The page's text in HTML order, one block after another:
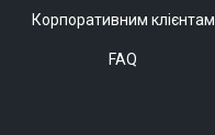
Корпоративним клієнтам
FAQ